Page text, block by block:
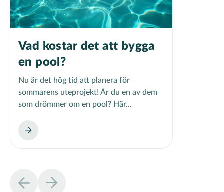
Vad kostar det att bygga
en pool?
Nu är det hög tid att planera för
sommarens uteprojekt! Är du en av dem
som drömmer om en pool? Här...